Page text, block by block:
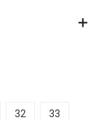
32 33